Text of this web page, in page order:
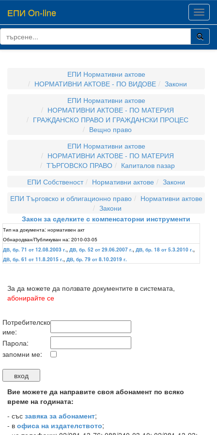
ЕПИ On-line
ЕПИ Нормативни актове
НОРМАТИВНИ АКТОВЕ - ПО ВИДОВЕ
Закони
ЕПИ Нормативни актове
НОРМАТИВНИ АКТОВЕ - ПО МАТЕРИЯ
ГРАЖДАНСКО ПРАВО И ГРАЖДАНСКИ ПРОЦЕС
Вещно право
ЕПИ Нормативни актове
НОРМАТИВНИ АКТОВЕ - ПО МАТЕРИЯ
ТЪРГОВСКО ПРАВО
Капиталов пазар
ЕПИ Собственост
Нормативни актове
Закони
ЕПИ Търговско и облигационно право
Нормативни актове
Закони
Закон за сделките с компенсаторни инструменти
Тип на документа: нормативен акт
Обнародван/Публикуван на: 2010-03-05
ДВ, бр. 71 от 12.08.2003 г., ДВ, бр. 52 от 29.06.2007 г., ДВ, бр. 18 от 5.3.2010 г.,
ДВ, бр. 61 от 11.8.2015 г., ДВ, бр. 79 от 8.10.2019 г.
За да можете да ползвате документите в системата,
абонирайте се
Потребителско
име:
Парола:
запомни ме:
Вие можете да направите своя абонамент по всяко
време на годината:
- със завяка за абонамент;
- в офиса на издателството;